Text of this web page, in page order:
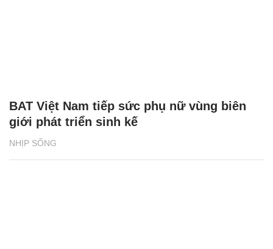
NHỊP SỐNG
BAT Việt Nam tiếp sức phụ nữ vùng biên
giới phát triển sinh kế